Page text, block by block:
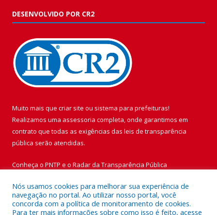
DESENVOLVIDO POR CR2
Muito mais que criar site ou sistema para prefeituras!
Realizamos uma assessoria completa, onde garantimos em
contrato que todas as exigências das leis de transparência
pública serão atendidas.
Conheça o PNTP e o Radar da Transparência Pública
Nós usamos cookies para melhorar sua experiência de
navegação no portal. Ao utilizar nosso portal, você
concorda com a política de monitoramento de cookies.
Para ter mais informações sobre como isso é feito, acesse